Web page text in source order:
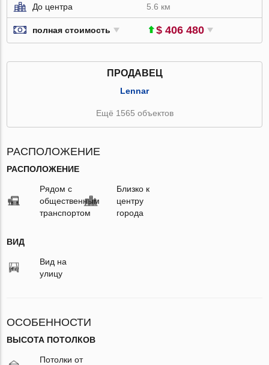
До центра
5.6 км
полная стоимость $ 406 480
ПРОДАВЕЦ
Lennar
Ещё 1565 объектов
РАСПОЛОЖЕНИЕ
РАСПОЛОЖЕНИЕ
Рядом с
общественным
транспортом
Близко к
центру
города
ВИД
Вид на
улицу
ОСОБЕННОСТИ
ВЫСОТА ПОТОЛКОВ
Потолки от